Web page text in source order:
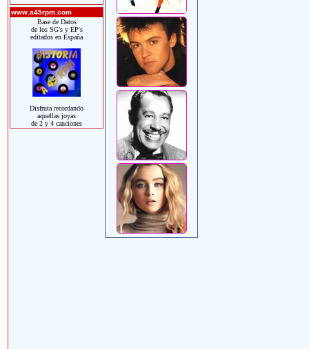
www.a45rpm.com
Base de Datos
de los SG's y EP's
editados en España
Disfruta recordando
aquellas joyas
de 2 y 4 canciones